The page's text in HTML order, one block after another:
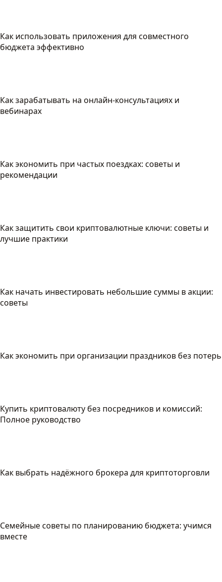
Как использовать приложения для совместного
бюджета эффективно
Как зарабатывать на онлайн-консультациях и
вебинарах
Как экономить при частых поездках: советы и
рекомендации
Как защитить свои криптовалютные ключи: советы и
лучшие практики
Как начать инвестировать небольшие суммы в акции:
советы
Как экономить при организации праздников без потерь
Купить криптовалюту без посредников и комиссий:
Полное руководство
Как выбрать надёжного брокера для криптоторговли
Семейные советы по планированию бюджета: учимся
вместе